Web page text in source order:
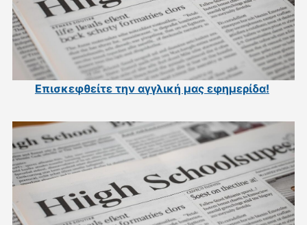
Επισκεφθείτε την αγγλική μας εφημερίδα!